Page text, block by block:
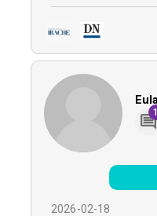
1
2026-02-18